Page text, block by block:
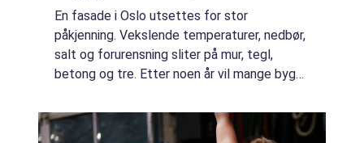
En fasade i Oslo utsettes for stor
påkjenning. Vekslende temperaturer, nedbør,
salt og forurensning sliter på mur, tegl,
betong og tre. Etter noen år vil mange bygg
Fasaderehabiliter...